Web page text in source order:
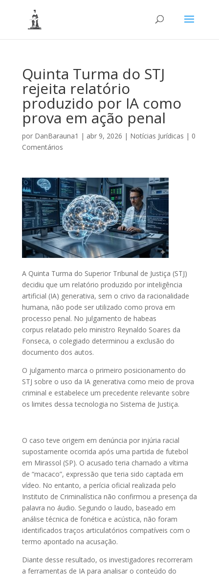
Quinta Turma do STJ
rejeita relatório
produzido por IA como
prova em ação penal
por DanBarauna1 | abr 9, 2026 | Notícias Jurídicas | 0
Comentários
A Quinta Turma do Superior Tribunal de Justiça (STJ)
decidiu que um relatório produzido por inteligência
artificial (IA) generativa, sem o crivo da racionalidade
humana, não pode ser utilizado como prova em
processo penal. No julgamento de habeas
corpus relatado pelo ministro Reynaldo Soares da
Fonseca, o colegiado determinou a exclusão do
documento dos autos.​
O julgamento marca o primeiro posicionamento do
STJ sobre o uso da IA generativa como meio de prova
criminal e estabelece um precedente relevante sobre
os limites dessa tecnologia no Sistema de Justiça.
O caso teve origem em denúncia por injúria racial
supostamente ocorrida após uma partida de futebol
em Mirassol (SP). O acusado teria chamado a vítima
de “macaco”, expressão que teria sido captada em
vídeo. No entanto, a perícia oficial realizada pelo
Instituto de Criminalística não confirmou a presença da
palavra no áudio. Segundo o laudo, baseado em
análise técnica de fonética e acústica, não foram
identificados traços articulatórios compatíveis com o
termo apontado na acusação.
Diante desse resultado, os investigadores recorreram
a ferramentas de IA para analisar o conteúdo do